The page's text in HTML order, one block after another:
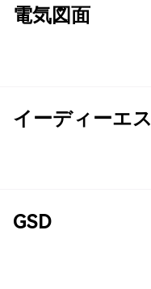
電気図面
イーディーエス
GSD